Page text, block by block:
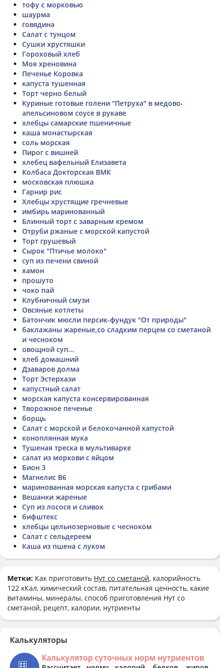
тофу с морковью
шаурма
говядина
Салат с тунцом
Сушки хрустяшки
Гороховый хлеб
Моя хреновина
Печенье Коровка
капуста тушенная
Торт черно белый
Куриные готовые голени "Петруха" в медово-
апельсиновом соусе в рукаве
хлебцы самарские пшеничные
каша монастырская
соль морская
Пирог с вишней
хлебец вафельный Елизавета
Колбаса Докторская ВМК
московская плюшка
Гарнир рис
Хлебцы хрустящие гречневые
имбирь маринованный
Блинный торт с заварным кремом
Отруби ржаные с морской капустой
Торт грушевый
Сырок "Птичье молоко"
суп из печени свиной
хамон
прошуто
чоко пай
Клубничный смузи
Овсяные котлеты
Батончик мюсли персик-фундук "От природы"
баклажаны жареные,со сладким перцем со сметаной
и чесноком
овощной суп...
хлеб домашний
Дзаваров долма
Торт Эстерхази
капустный салат
морская капуста консервированная
Творожное печенье
борщь
Салат с морской и белокочанной капустой
коноплянная мука
Тушеная треска в мультиварке
салат из моркови с яйцом
Бион 3
Магнелис B6
маринованная морская капуста с грибами
Вешанки жареные
Суп из лосося и сливок
бифштекс
хлебцы цельнозерновые с чесноком
Салат с сельдереем
Каша из пшена с луком
Метки: Как приготовить Нут со сметаной, калорийность
122 кКал, химический состав, питательная ценность, какие
витамины, минералы, способ приготовления Нут со
сметаной, рецепт, калории, нутриенты
Калькуляторы
Калькулятор суточных норм нутриентов